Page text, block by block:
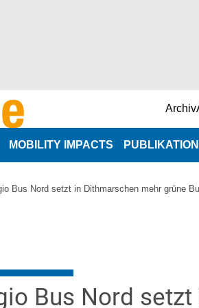
Archiv
MOBILITY IMPACTS
Bus Nord setzt in Dithmarschen mehr grüne
Bus Nord